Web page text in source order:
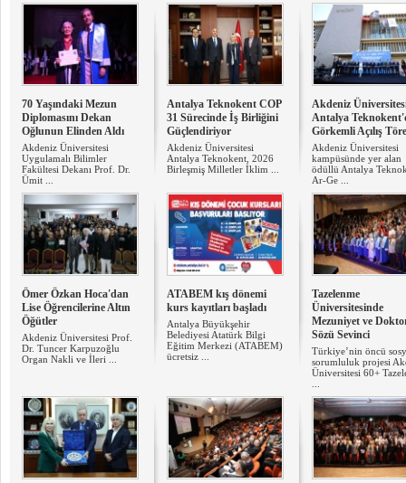
70 Yaşındaki Mezun
Diplomasını Dekan
Oğlunun Elinden Aldı
Akdeniz Üniversitesi
Uygulamalı Bilimler
Fakültesi Dekanı Prof. Dr.
Ümit ...
Antalya Teknokent COP
31 Sürecinde İş Birliğini
Güçlendiriyor
Akdeniz Üniversitesi
Antalya Teknokent, 2026
Birleşmiş Milletler İklim ...
Akdeniz
Antalya
Görkemli Açılış
Akdeniz Üniversitesi
kampüsünde yer alan
ödüllü Antalya
Ar-Ge ...
Ömer Özkan Hoca'dan
Lise Öğrencilerine Altın
Öğütler
Akdeniz Üniversitesi Prof.
Dr. Tuncer Karpuzoğlu
Organ Nakli ve İleri ...
ATABEM kış dönemi
kurs kayıtları başladı
Antalya Büyükşehir
Belediyesi Atatürk Bilgi
Eğitim Merkezi (ATABEM)
ücretsiz ...
Tazelenme
Üniversitesinde
Mezuniyet ve
Sözü Sevinci
Türkiye’nin öncü
sorumluluk projesi
Üniversitesi 60+